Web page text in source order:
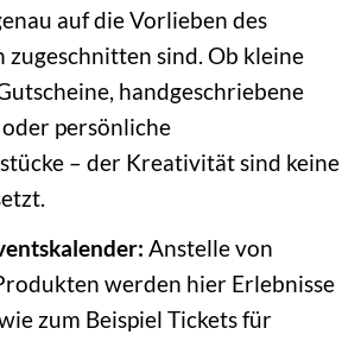
auf die Vorlieben des
zugeschnitten sind. Ob kleine
handgeschriebene
persönliche
– der Kreativität sind keine
Anstelle von
werden hier Erlebnisse
zum Beispiel Tickets für